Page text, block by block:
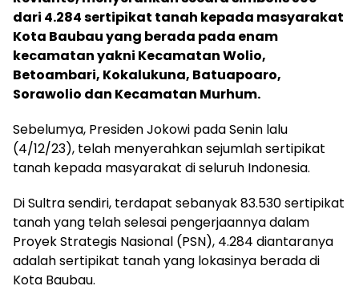
dari 4.284 sertipikat tanah kepada masyarakat
Kota Baubau yang berada pada enam
kecamatan yakni Kecamatan Wolio,
Betoambari, Kokalukuna, Batuapoaro,
Sorawolio dan Kecamatan Murhum.
Sebelumya, Presiden Jokowi pada Senin lalu
(4/12/23), telah menyerahkan sejumlah sertipikat
tanah kepada masyarakat di seluruh Indonesia.
Di Sultra sendiri, terdapat sebanyak 83.530 sertipikat
tanah yang telah selesai pengerjaannya dalam
Proyek Strategis Nasional (PSN), 4.284 diantaranya
adalah sertipikat tanah yang lokasinya berada di
Kota Baubau.